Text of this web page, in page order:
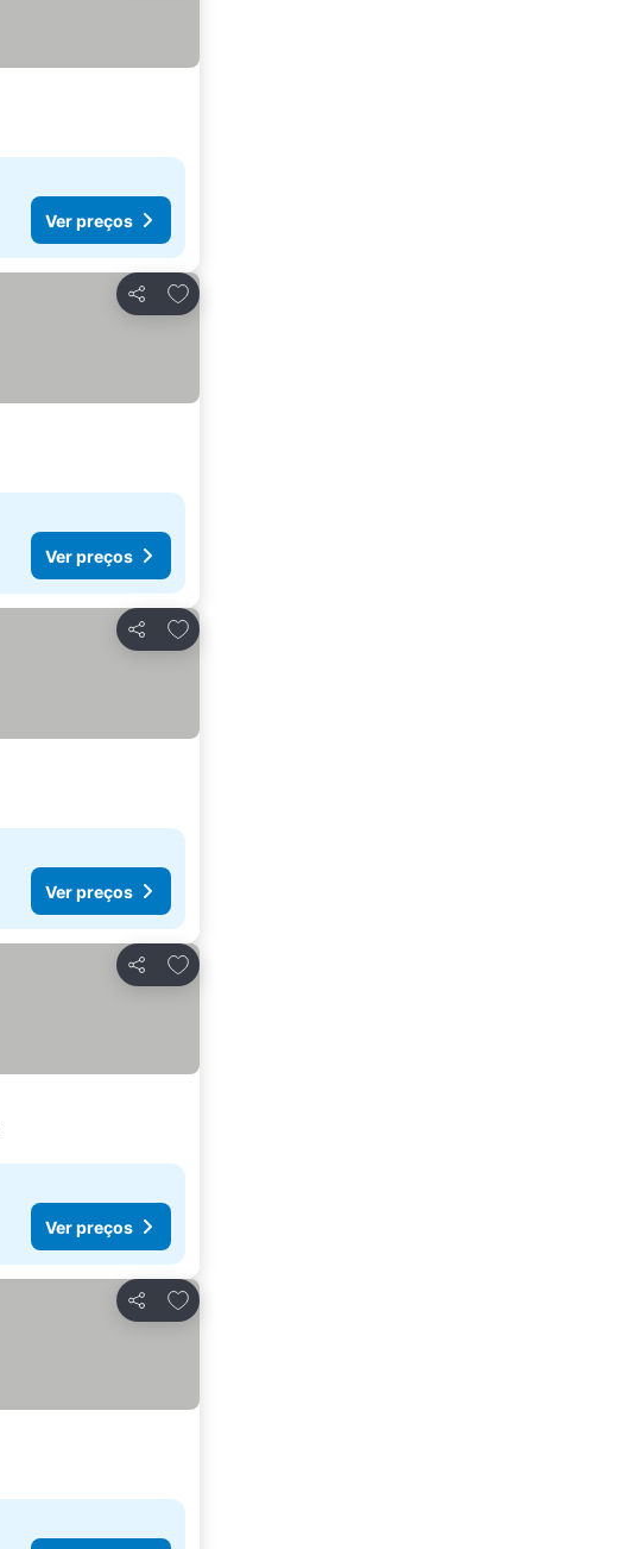
Ver preços
Partilhar
Adicionar aos favoritos
Ver preços
Partilhar
Adicionar aos favoritos
Ver preços
Partilhar
Adicionar aos favoritos
Ver preços
Partilhar
Adicionar aos favoritos